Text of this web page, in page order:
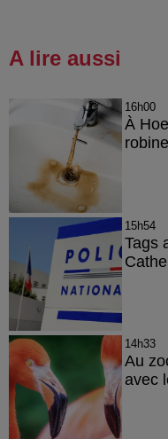
A lire aussi
16h00
À
15h54
Tags
14h33
Au
avec